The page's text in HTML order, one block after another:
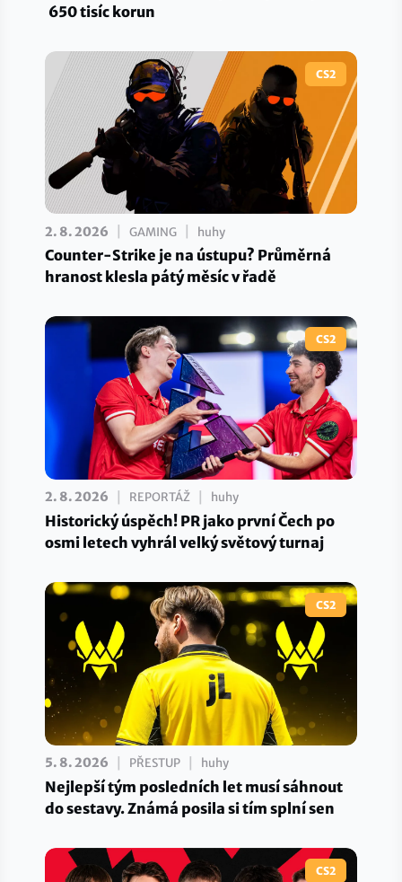
650 tisíc korun
CS2
2. 8. 2026 GAMING huhy
Counter-Strike je na ústupu? Průměrná
hranost klesla pátý měsíc v řadě
CS2
2. 8. 2026 REPORTÁŽ huhy
Historický úspěch! PR jako první Čech po
osmi letech vyhrál velký světový turnaj
CS2
5. 8. 2026 PŘESTUP huhy
Nejlepší tým posledních let musí sáhnout
do sestavy. Známá posila si tím splní sen
CS2